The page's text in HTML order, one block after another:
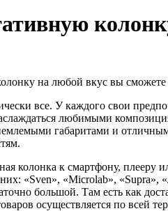
все. У каждого свои
любимыми
габаритами и
колонка к смартфону,
«Sven», «Microlab», «Supra»,
большой. Там есть как
осуществляется по всей